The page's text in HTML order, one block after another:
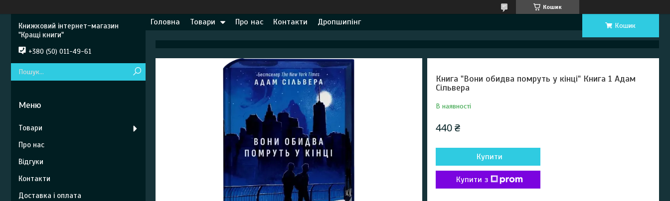
Кошик
Головна Товари Про нас Контакти Дропшипінг Кошик
Книга "Вони обидва помруть у кінці" Книга 1 Адам
Сільвера
В наявності
440 ₴
Купити
Купити з
Книжковий інтернет-магазин
"Кращі книги"
+380 (50) 011-49-61
Товари
Про нас
Відгуки
Контакти
Доставка і оплата